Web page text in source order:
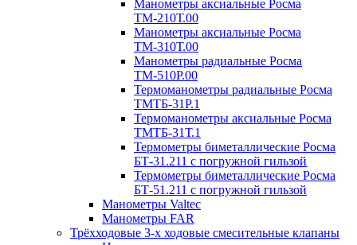
Манометры аксиальные Росма
ТМ-210Т.00
Манометры аксиальные Росма
ТМ-310Т.00
Манометры радиальные Росма
ТМ-510P.00
Термоманометры радиальные Росма
ТМТБ-31P.1
Термоманометры аксиальные Росма
ТМТБ-31Т.1
Термометры биметаллические Росма
БТ-31.211 с погружной гильзой
Термометры биметаллические Росма
БТ-51.211 с погружной гильзой
Манометры Valtec
Манометры FAR
Трёхходовые 3-х ходовые смесительные клапаны